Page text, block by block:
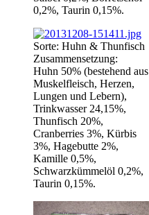
0,2%, Taurin 0,15%.
Sorte: Huhn & Thunfisch
Zusammensetzung:
Huhn 50% (bestehend aus
Muskelfleisch, Herzen,
Lungen und Lebern),
Trinkwasser 24,15%,
Thunfisch 20%,
Cranberries 3%, Kürbis
3%, Hagebutte 2%,
Kamille 0,5%,
Schwarzkümmelöl 0,2%,
Taurin 0,15%.